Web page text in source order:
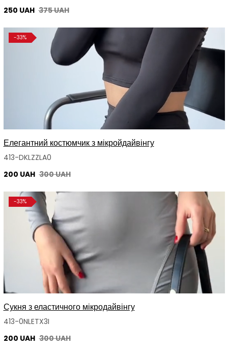
250 UAH 375 UAH
-33%
Елегантний костюмчик з мікройдайвінгу
413-DKLZZLA0
200 UAH 300 UAH
-33%
Сукня з еластичного мікродайвінгу
413-0NLETX3I
200 UAH 300 UAH